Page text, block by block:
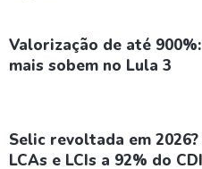
Valorização de até
mais sobem no Lula 3
Selic revoltada em
LCAs e LCIs a 92% do CDI